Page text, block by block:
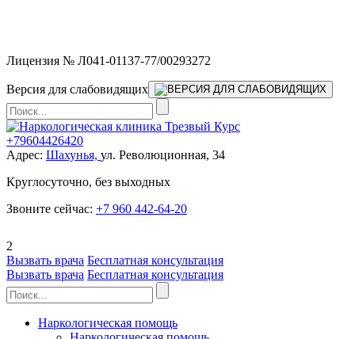
Лицензия № Л041-01137-77/00293272
Версия для слабовидящих
+79604426420
Адрес: Шахунья, ул. Революционная, 34
Круглосуточно, без выходных
Звоните сейчас: +7 960 442-64-20
2
Вызвать врача Бесплатная консультация
Вызвать врача Бесплатная консультация
Наркологическая помощь